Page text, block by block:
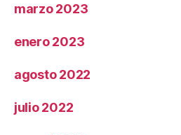
marzo 2023
enero 2023
agosto 2022
julio 2022